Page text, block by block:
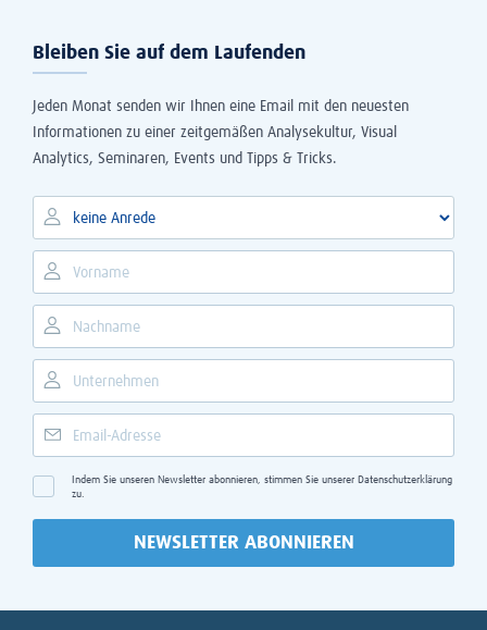
Bleiben Sie auf dem Laufenden
Jeden Monat senden wir Ihnen eine Email mit den neuesten
Informationen zu einer zeitgemäßen Analysekultur, Visual
Analytics, Seminaren, Events und Tipps & Tricks.
Indem Sie unseren Newsletter abonnieren, stimmen Sie unserer Datenschutzerklärung
zu.
NEWSLETTER ABONNIEREN